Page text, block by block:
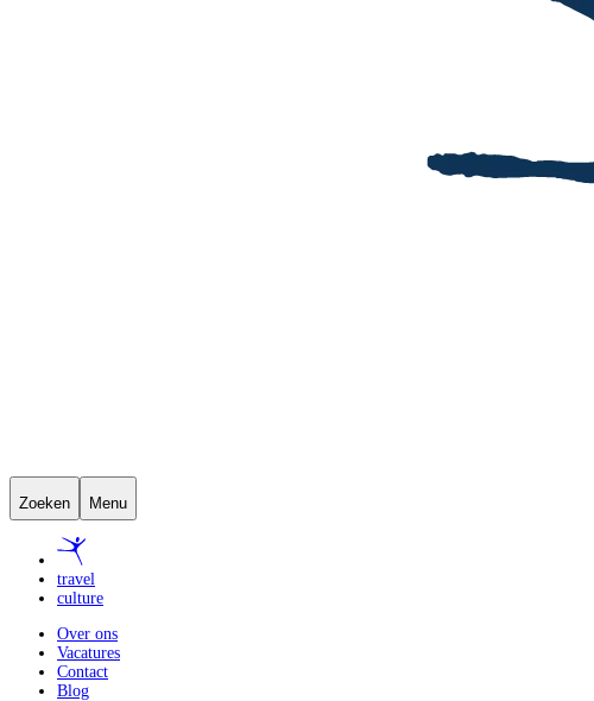
Zoeken Menu
travel
culture
Over ons
Vacatures
Contact
Blog